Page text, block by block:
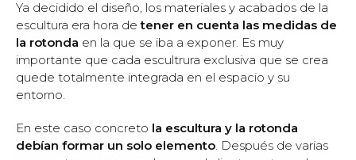
Ya decidido el diseño, los materiales y acabados de la
escultura era hora de tener en cuenta las medidas de
la rotonda en la que se iba a exponer. Es muy
importante que cada escultrura exclusiva que se crea
quede totalmente integrada en el espacio y su
entorno.
En este caso concreto la escultura y la rotonda
debían formar un solo elemento. Después de varias